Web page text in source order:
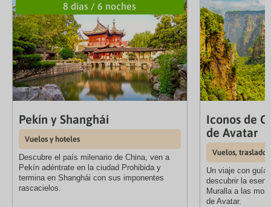
8 días / 6 noches
Pekín y Shanghái
Vuelos y hoteles
Descubre el país milenario de China, ven a
Pekín adéntrate en la ciudad Prohibida y
termina en Shanghái con sus imponentes
rascacielos.
Iconos de
de Avatar
Vuelos,
Un viaje con guía
descubrir la
Muralla a las
de Avatar.